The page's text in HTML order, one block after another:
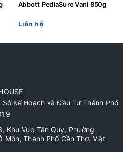
Abbott PediaSure Vani 850g
Liên hệ
Kế Hoạch và Đầu Tư Thành Phố
Khu Vực Tân Quy, Phường
Môn, Thành Phố Cần Thơ, Việt